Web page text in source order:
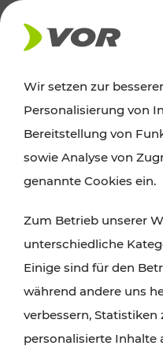
AKTUELLES
Ausflugstipps
Wien,
Wanderungen, Kultur
Radtouren oder purer
Attraktionen sind mit
Angeboten des VOR
Wir setzen zur
Personalisierung von
Bereitstellung von
sowie Analyse von
genannte Cookies ein.
Zum Betrieb unserer
unterschiedliche
Einige sind für den
während andere uns
verbessern, Statistiken
personalisierte Inhalte